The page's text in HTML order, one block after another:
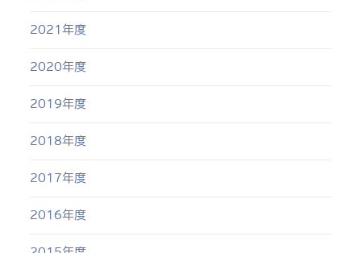
2021年度
2020年度
2019年度
2018年度
2017年度
2016年度